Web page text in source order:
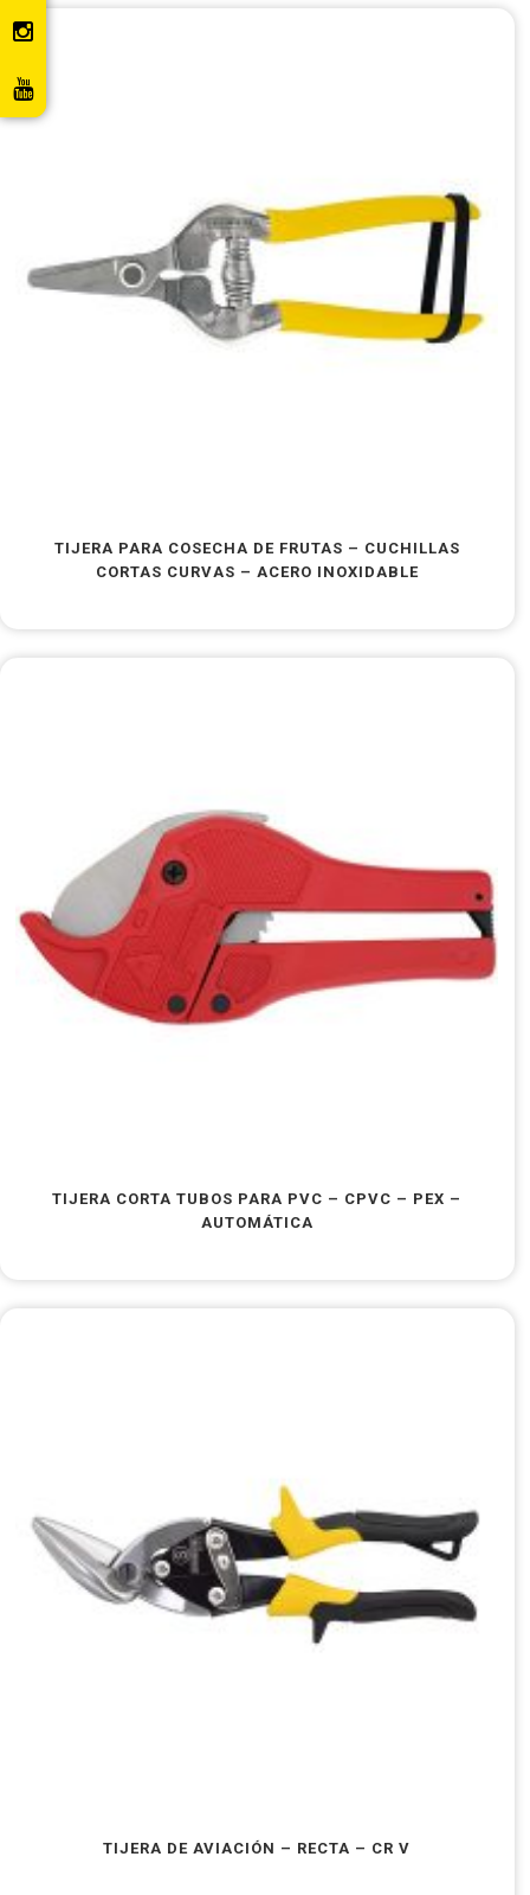
TIJERA PARA COSECHA DE FRUTAS – CUCHILLAS
CORTAS CURVAS – ACERO INOXIDABLE
TIJERA CORTA TUBOS PARA PVC – CPVC – PEX –
AUTOMÁTICA
TIJERA DE AVIACIÓN – RECTA – CR V